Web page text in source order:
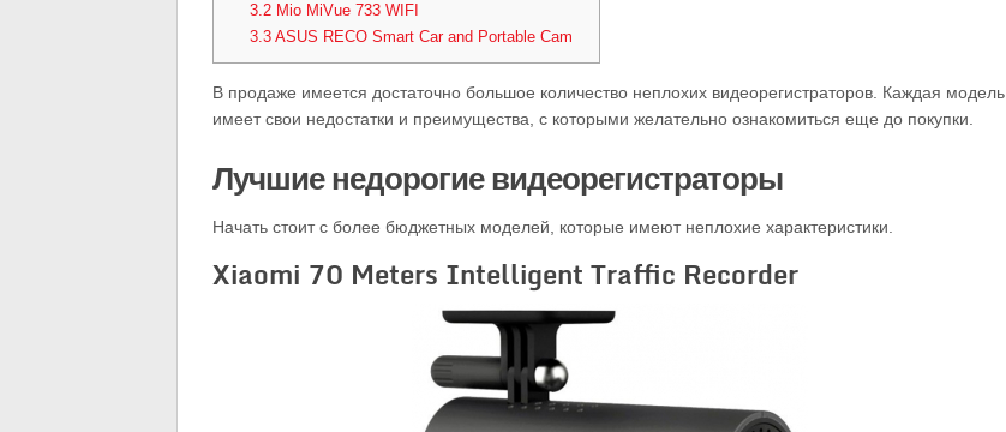
3.2Mio MiVue 733 WIFI
3.3ASUS RECO Smart Car and Portable Cam
В продаже имеется достаточно большое количество неплохих видеорегистраторов. Каждая модель
имеет свои недостатки и преимущества, с которыми желательно ознакомиться еще до покупки.
Лучшие недорогие видеорегистраторы
Начать стоит с более бюджетных моделей, которые имеют неплохие характеристики.
Xiaomi 70 Meters Intelligent Traffic Recorder